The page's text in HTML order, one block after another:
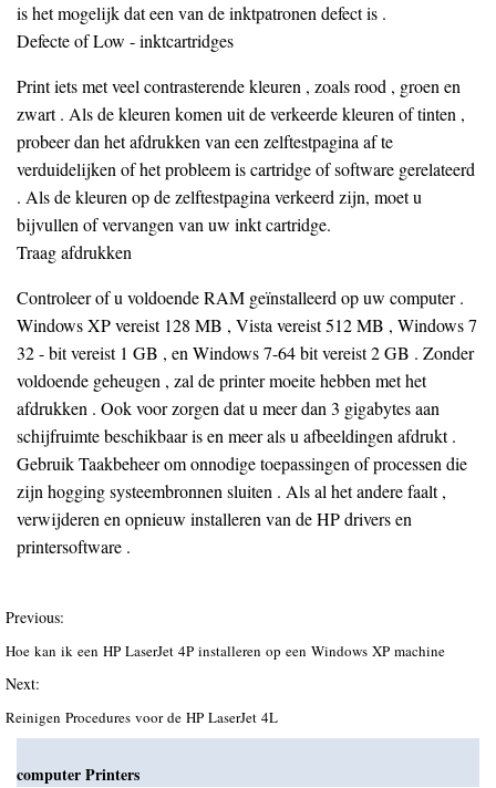
is het mogelijk dat een van de inktpatronen defect is .
Defecte of Low - inktcartridges
Print iets met veel contrasterende kleuren , zoals rood , groen en
zwart . Als de kleuren komen uit de verkeerde kleuren of tinten ,
probeer dan het afdrukken van een zelftestpagina af te
verduidelijken of het probleem is cartridge of software gerelateerd
. Als de kleuren op de zelftestpagina verkeerd zijn, moet u
bijvullen of vervangen van uw inkt cartridge.
Traag afdrukken
Controleer of u voldoende RAM geïnstalleerd op uw computer .
Windows XP vereist 128 MB , Vista vereist 512 MB ​​, Windows 7
32 - bit vereist 1 GB , en Windows 7-64 bit vereist 2 GB . Zonder
voldoende geheugen , zal de printer moeite hebben met het
afdrukken . Ook voor zorgen dat u meer dan 3 gigabytes aan
schijfruimte beschikbaar is en meer als u afbeeldingen afdrukt .
Gebruik Taakbeheer om onnodige toepassingen of processen die
zijn hogging systeembronnen sluiten . Als al het andere faalt ,
verwijderen en opnieuw installeren van de HP drivers en
printersoftware .
Previous:
Hoe kan ik een HP LaserJet 4P installeren op een Windows XP machine
Next:
Reinigen Procedures voor de HP LaserJet 4L
computer Printers